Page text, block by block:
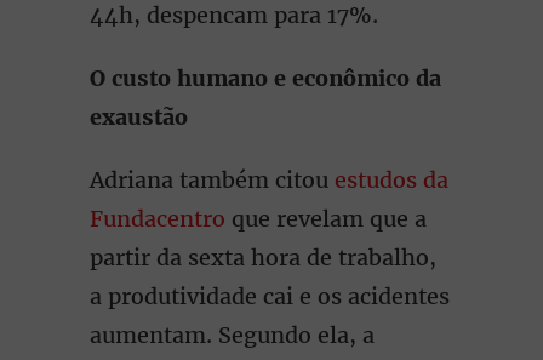
44h, despencam para 17%.
O custo humano e econômico da
exaustão
Adriana também citou estudos da
Fundacentro que revelam que a
partir da sexta hora de trabalho,
a produtividade cai e os acidentes
aumentam. Segundo ela, a